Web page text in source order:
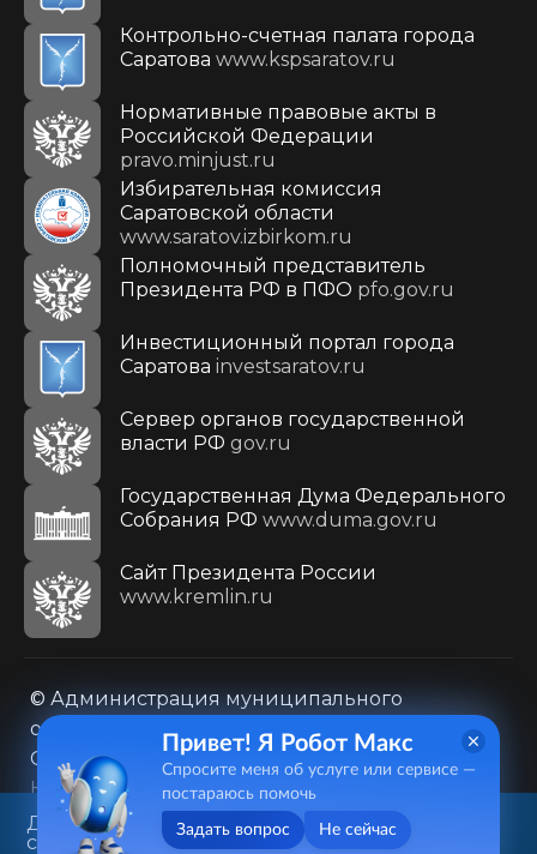
Контрольно-счетная палата города
Саратова www.kspsaratov.ru
Нормативные правовые акты в
Российской Федерации
pravo.minjust.ru
Избирательная комиссия
Саратовской области
www.saratov.izbirkom.ru
Полномочный представитель
Президента РФ в ПФО pfo.gov.ru
Инвестиционный портал города
Саратова investsaratov.ru
Сервер органов государственной
власти РФ gov.ru
Государственная Дума Федерального
Собрания РФ www.duma.gov.ru
Cайт Президента России
www.kremlin.ru
© Администрация муниципального
образования городского округа «Город
Саратов»
Контакты
Карта сайта
Политика в отношении обработки
персональных данных
Данный веб-сайт использует
cookie-файлы в целях
Привет! Я Робот Макс
Спросите меня об услуге или сервисе —
постараюсь помочь
Задать вопрос Не сейчас